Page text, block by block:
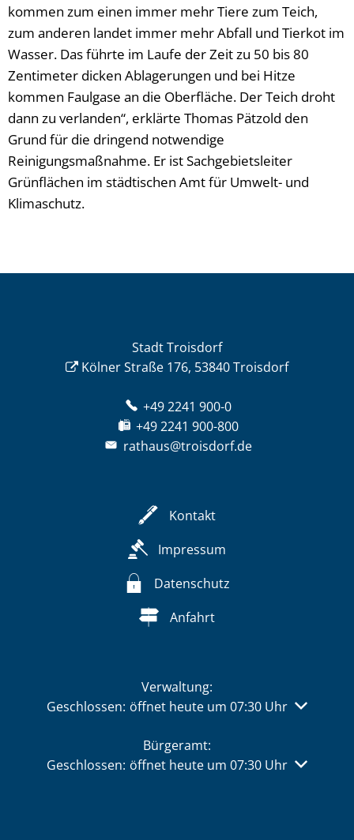
kommen zum einen immer mehr Tiere zum Teich,
zum anderen landet immer mehr Abfall und Tierkot im
Wasser. Das führte im Laufe der Zeit zu 50 bis 80
Zentimeter dicken Ablagerungen und bei Hitze
kommen Faulgase an die Oberfläche. Der Teich droht
dann zu verlanden“, erklärte Thomas Pätzold den
Grund für die dringend notwendige
Reinigungsmaßnahme. Er ist Sachgebietsleiter
Grünflächen im städtischen Amt für Umwelt- und
Klimaschutz.
Stadt Troisdorf
Kölner Straße 176, 53840 Troisdorf
+49 2241 900-0
+49 2241 900-800
rathaus@troisdorf.de
Kontakt
Impressum
Datenschutz
Anfahrt
Verwaltung:
Klicken, um weitere Öffnungs- oder Schließzeiten
Geschlossen: öffnet heute um 07:30 Uhr
Bürgeramt:
Klicken, um weitere Öffnungs- oder Schließzeiten
Geschlossen: öffnet heute um 07:30 Uhr